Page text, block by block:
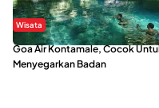
Wisata
Goa Air Kontamale, Cocok
Menyegarkan Badan